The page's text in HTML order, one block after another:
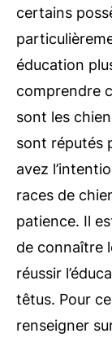
certains
éducation
comprendre
sont les
sont réputés
avez
races de
patience. Il
de connaître
réussir
têtus. Pour
renseigner